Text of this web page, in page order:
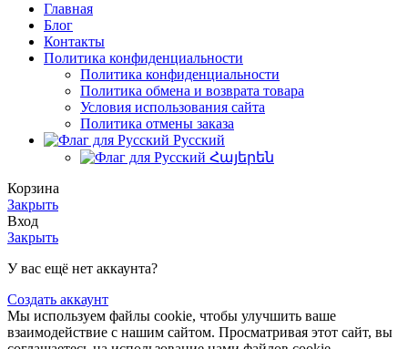
Главная
Блог
Контакты
Политика конфиденциальности
Политика конфиденциальности
Политика обмена и возврата товара
Условия использования сайта
Политика отмены заказа
Русский
Հայերեն
Корзина
Закрыть
Вход
Закрыть
У вас ещё нет аккаунта?
Создать аккаунт
Мы используем файлы cookie, чтобы улучшить ваше
взаимодействие с нашим сайтом. Просматривая этот сайт, вы